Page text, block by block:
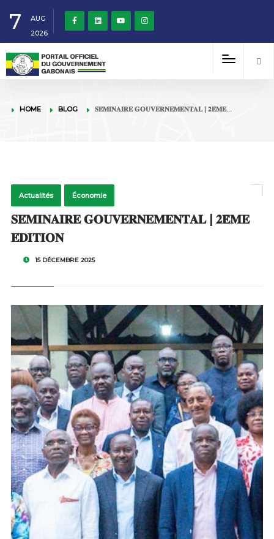
7
AUG
2026
HOME BLOG 𝐒𝐄́𝐌𝐈𝐍𝐀𝐈𝐑𝐄 𝐆𝐎𝐔𝐕𝐄𝐑𝐍𝐄𝐌𝐄𝐍𝐓𝐀𝐋 | 𝟐𝐄̀𝐌𝐄…
Actualités Économie
𝐒𝐄́𝐌𝐈𝐍𝐀𝐈𝐑𝐄 𝐆𝐎𝐔𝐕𝐄𝐑𝐍𝐄𝐌𝐄𝐍𝐓𝐀𝐋 | 𝟐𝐄̀𝐌𝐄
𝐄́𝐃𝐈𝐓𝐈𝐎𝐍
15 DÉCEMBRE 2025